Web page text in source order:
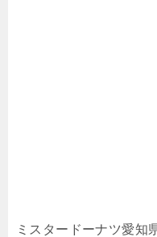
ミスタードーナツ愛知